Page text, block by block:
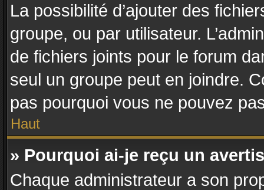
La possibilité d’ajouter des
groupe, ou par utilisateur.
de fichiers joints pour le forum
seul un groupe peut en joindre.
pas pourquoi vous ne pouvez
Haut
» Pourquoi ai-je reçu un
Chaque administrateur a son